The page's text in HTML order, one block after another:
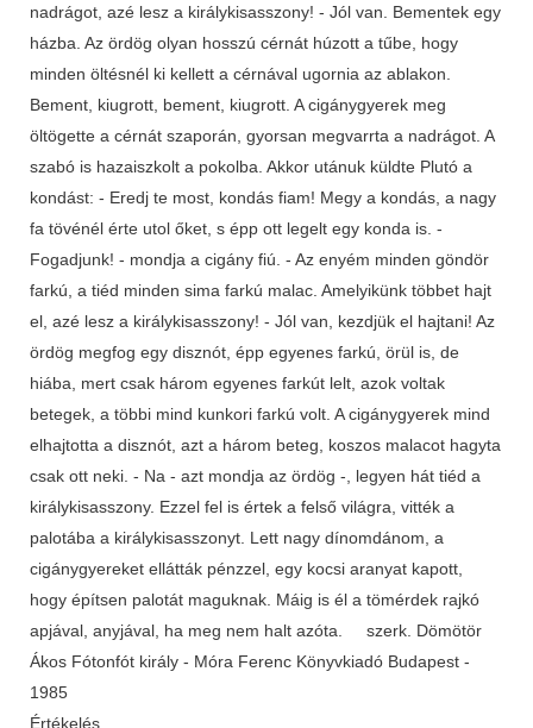
nadrágot, azé lesz a királykisasszony! - Jól van. Bementek egy
házba. Az ördög olyan hosszú cérnát húzott a tűbe, hogy
minden öltésnél ki kellett a cérnával ugornia az ablakon.
Bement, kiugrott, bement, kiugrott. A cigánygyerek meg
öltögette a cérnát szaporán, gyorsan megvarrta a nadrágot. A
szabó is hazaiszkolt a pokolba. Akkor utánuk küldte Plutó a
kondást: - Eredj te most, kondás fiam! Megy a kondás, a nagy
fa tövénél érte utol őket, s épp ott legelt egy konda is. -
Fogadjunk! - mondja a cigány fiú. - Az enyém minden göndör
farkú, a tiéd minden sima farkú malac. Amelyikünk többet hajt
el, azé lesz a királykisasszony! - Jól van, kezdjük el hajtani! Az
ördög megfog egy disznót, épp egyenes farkú, örül is, de
hiába, mert csak három egyenes farkút lelt, azok voltak
betegek, a többi mind kunkori farkú volt. A cigánygyerek mind
elhajtotta a disznót, azt a három beteg, koszos malacot hagyta
csak ott neki. - Na - azt mondja az ördög -, legyen hát tiéd a
királykisasszony. Ezzel fel is értek a felső világra, vitték a
palotába a királykisasszonyt. Lett nagy dínomdánom, a
cigánygyereket ellátták pénzzel, egy kocsi aranyat kapott,
hogy építsen palotát maguknak. Máig is él a tömérdek rajkó
apjával, anyjával, ha meg nem halt azóta. szerk. Dömötör
Ákos Fótonfót király - Móra Ferenc Könyvkiadó Budapest -
1985
Értékelés